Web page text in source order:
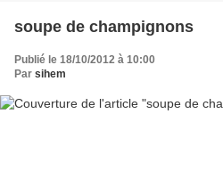
soupe de champignons
Publié le 18/10/2012 à 10:00
Par sihem